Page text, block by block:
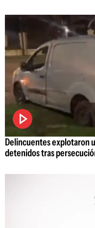
Delincuentes explotaron
detenidos tras